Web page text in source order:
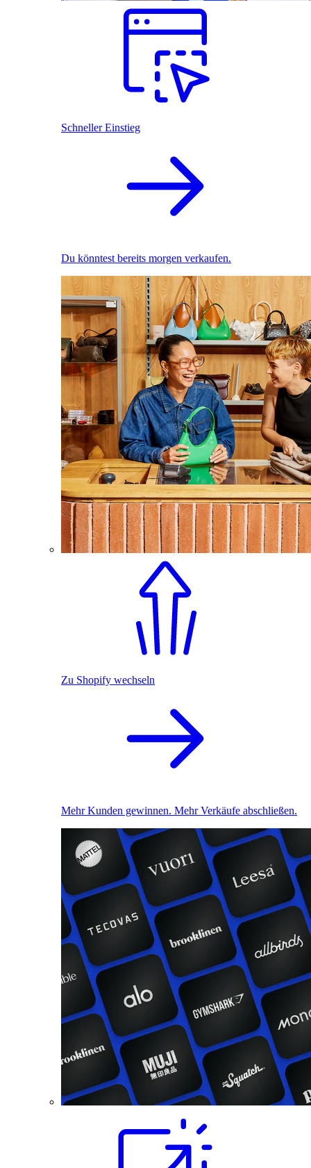
Schneller Einstieg
Du könntest bereits morgen verkaufen.
Zu Shopify wechseln
Mehr Kunden gewinnen. Mehr Verkäufe abschließen.